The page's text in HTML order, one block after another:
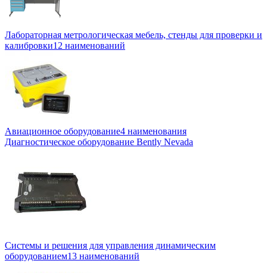
Лабораторная метрологическая мебель, стенды для проверки и
калибровки12 наименований
Авиационное оборудование4 наименования
Диагностическое оборудование Bently Nevada
Системы и решения для управления динамическим
оборудованием13 наименований